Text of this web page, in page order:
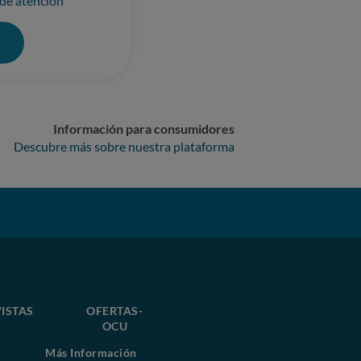
Información para consumidores
Descubre más sobre nuestra plataforma
OFERTAS-
OCU
Más Información